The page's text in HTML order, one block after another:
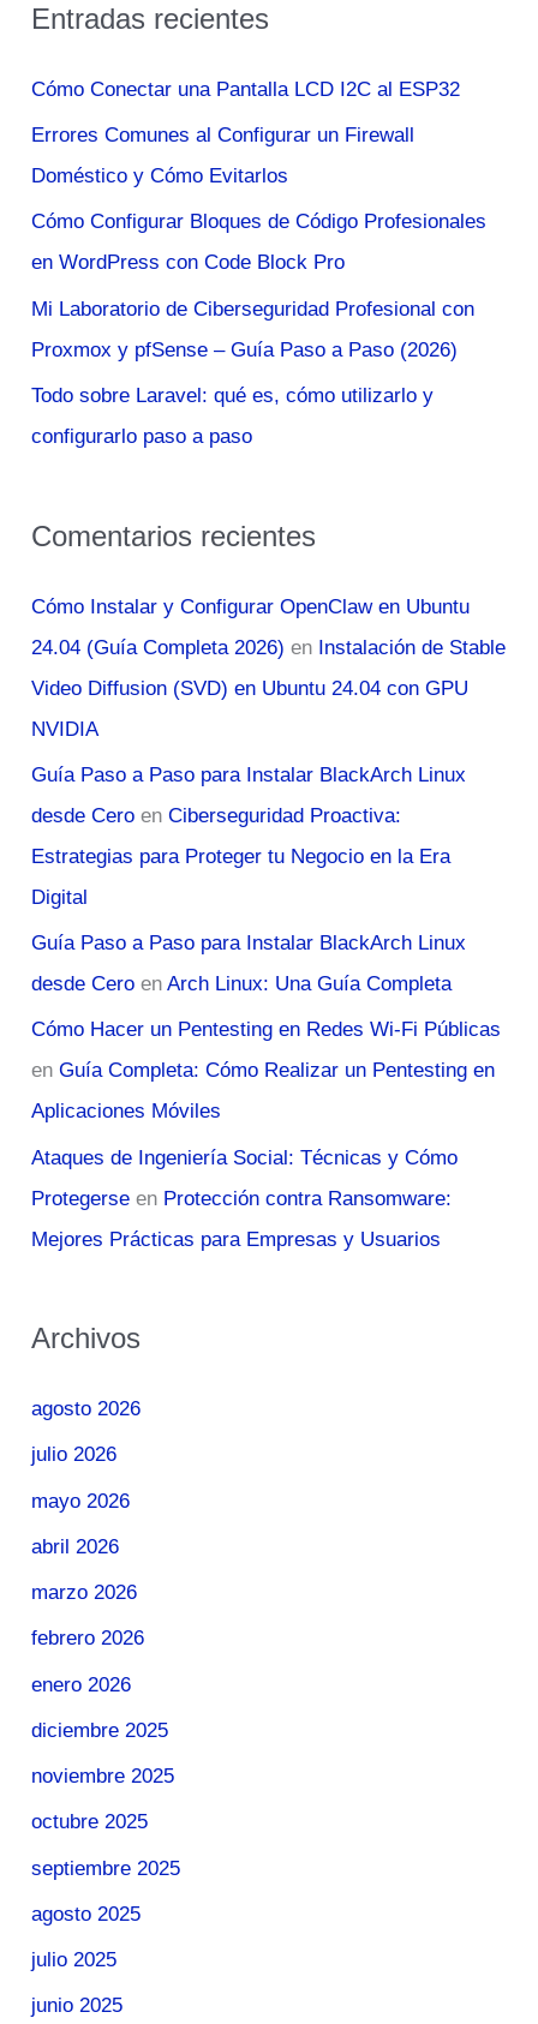
OLED
2024
c
p
o
r
:
Entradas recientes
Cómo Conectar una Pantalla LCD I2C al ESP32
Errores Comunes al Configurar un Firewall
Doméstico y Cómo Evitarlos
Cómo Configurar Bloques de Código Profesionales
en WordPress con Code Block Pro
Mi Laboratorio de Ciberseguridad Profesional con
Proxmox y pfSense – Guía Paso a Paso (2026)
Todo sobre Laravel: qué es, cómo utilizarlo y
configurarlo paso a paso
Comentarios recientes
Cómo Instalar y Configurar OpenClaw en Ubuntu
24.04 (Guía Completa 2026) en Instalación de Stable
Video Diffusion (SVD) en Ubuntu 24.04 con GPU
NVIDIA
Guía Paso a Paso para Instalar BlackArch Linux
desde Cero enCiberseguridad Proactiva:
Estrategias para Proteger tu Negocio en la Era
Digital
Guía Paso a Paso para Instalar BlackArch Linux
desde Cero enArch Linux: Una Guía Completa
Cómo Hacer un Pentesting en Redes Wi-Fi Públicas
enGuía Completa: Cómo Realizar un Pentesting en
Aplicaciones Móviles
Ataques de Ingeniería Social: Técnicas y Cómo
Protegerse en Protección contra Ransomware:
Mejores Prácticas para Empresas y Usuarios
Archivos
agosto 2026
julio 2026
mayo 2026
abril 2026
marzo 2026
febrero 2026
enero 2026
diciembre 2025
noviembre 2025
octubre 2025
septiembre 2025
agosto 2025
julio 2025
junio 2025